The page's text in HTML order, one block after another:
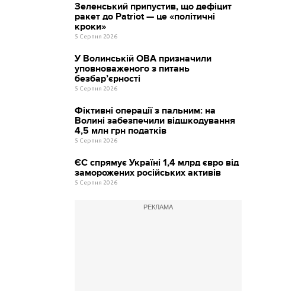
Зеленський припустив, що дефіцит
ракет до Patriot — це «політичні
кроки»
5 Серпня 2026
У Волинській ОВА призначили
уповноваженого з питань
безбар’єрності
5 Серпня 2026
Фіктивні операції з пальним: на
Волині забезпечили відшкодування
4,5 млн грн податків
5 Серпня 2026
ЄС спрямує Україні 1,4 млрд євро від
заморожених російських активів
5 Серпня 2026
РЕКЛАМА